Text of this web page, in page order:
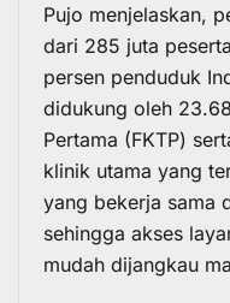
Pujo menjelaskan,
dari 285 juta
persen penduduk
didukung oleh
Pertama (FKTP)
klinik utama yang
yang bekerja sama
sehingga akses
mudah dijangkau